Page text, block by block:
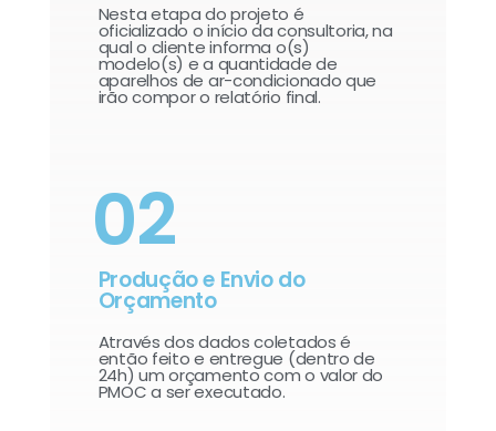
Nesta etapa do projeto é
oficializado o início da consultoria, na
qual o cliente informa o(s)
modelo(s) e a quantidade de
aparelhos de ar-condicionado que
irão compor o relatório final.​
02
Produção e Envio do
Orçamento
Através dos dados coletados é
então feito e entregue (dentro de
24h) um orçamento com o valor do
PMOC a ser executado.